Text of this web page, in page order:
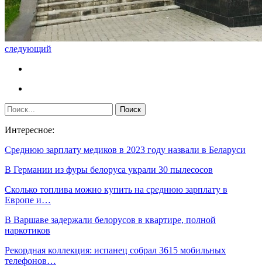
следующий
Интересное:
Среднюю зарплату медиков в 2023 году назвали в Беларуси
В Германии из фуры белоруса украли 30 пылесосов
Сколько топлива можно купить на среднюю зарплату в
Европе и…
В Варшаве задержали белорусов в квартире, полной
наркотиков
Рекордная коллекция: испанец собрал 3615 мобильных
телефонов…